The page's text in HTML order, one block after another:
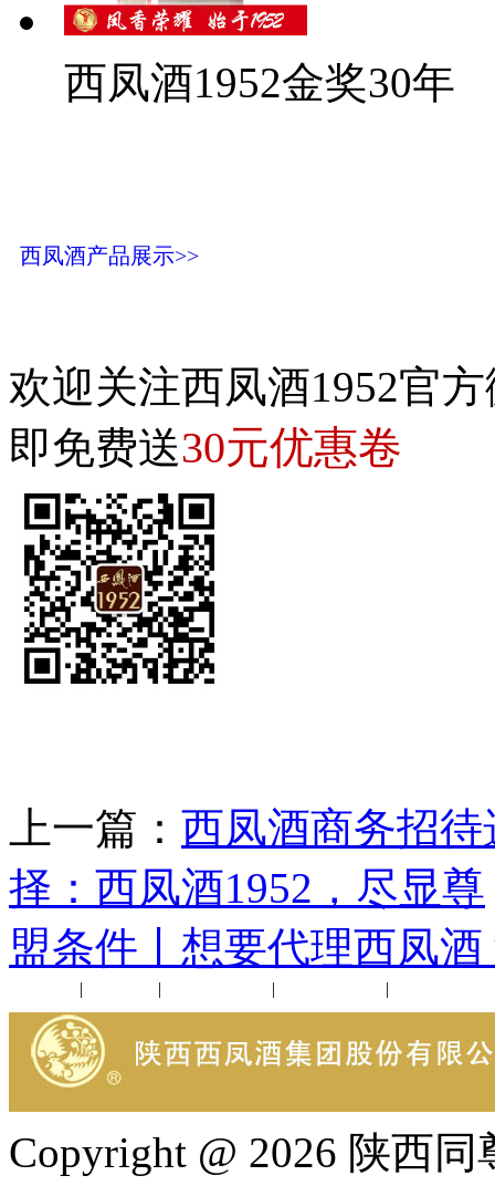
西凤酒1952金奖30年
西凤酒产品展示>>
欢迎关注西凤酒1952官
即免费送30元优惠卷
上一篇： 西凤酒商务招
择：西凤酒1952，尽显尊
盟条件丨想要代理西凤
| | | |
Copyright @ 2026 陕西